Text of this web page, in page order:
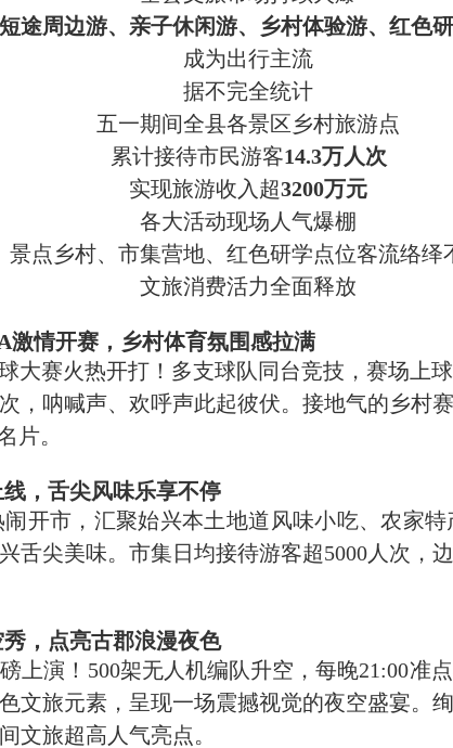
短途周边游、亲子休闲游、乡村体验游、红色
成为出行主流
据不完全统计
五一期间全县各景区乡村旅游点
累计接待市民游客14.3万人次
实现旅游收入超3200万元
各大活动现场人气爆棚
景点乡村、市集营地、红色研学点位客流络绎
文旅消费活力全面释放
激情开赛，乡村体育氛围感拉满
大赛火热开打！多支球队同台竞技，赛场上
，呐喊声、欢呼声此起彼伏。接地气的乡村
片。
，舌尖风味乐享不停
市，汇聚始兴本土地道风味小吃、农家特
舌尖美味。市集日均接待游客超5000人次，
，点亮古郡浪漫夜色
演！500架无人机编队升空，每晚21:00准
文旅元素，呈现一场震撼视觉的夜空盛宴。
文旅超高人气亮点。